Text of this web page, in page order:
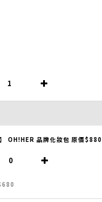
】 OH!HER 品牌化妝包 原價$880